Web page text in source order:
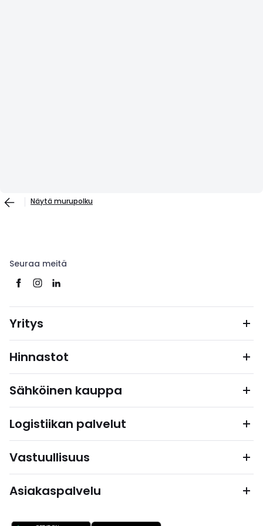
Näytä murupolku
Seuraa meitä
Yritys
Hinnastot
Sähköinen kauppa
Logistiikan palvelut
Vastuullisuus
Asiakaspalvelu